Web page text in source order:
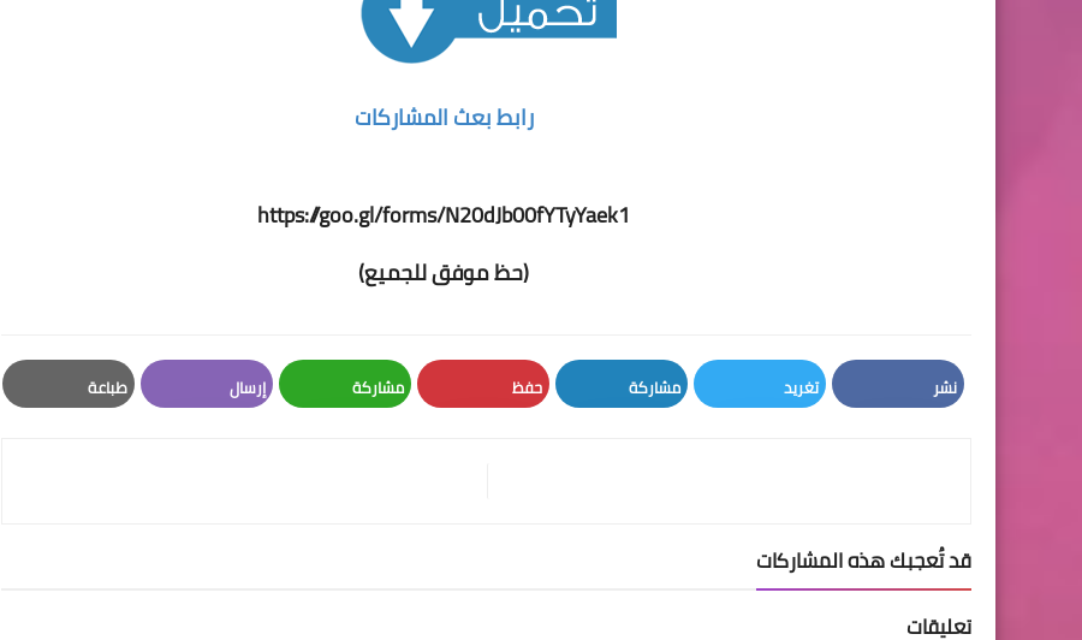
رابط بعث المشاركات
https://goo.gl/forms/N20dJb00fYTyYaek1
(حظ موفق للجميع)
نشر تغريد مشاركة حفظ مشاركة إرسال طباعة
قد تُعجبك هذه المشاركات
تعليقات